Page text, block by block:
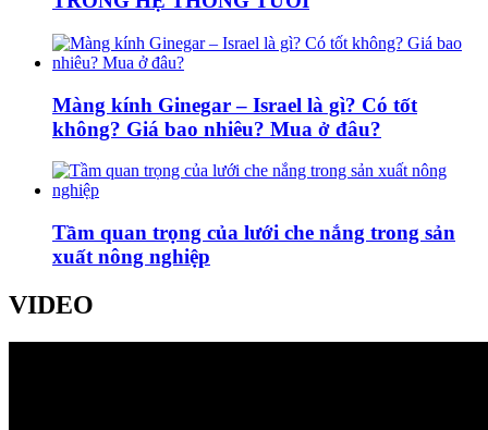
Màng kính Ginegar – Israel là gì? Có tốt
không? Giá bao nhiêu? Mua ở đâu?
Tầm quan trọng của lưới che nắng trong sản
xuất nông nghiệp
VIDEO